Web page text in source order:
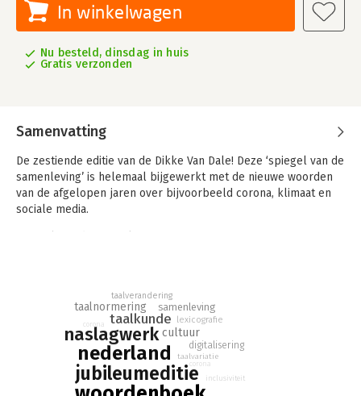
In winkelwagen
Nu besteld, dinsdag in huis
Gratis verzonden
Samenvatting
De zestiende editie van de Dikke Van Dale! Deze ‘spiegel van de
samenleving’ is helemaal bijgewerkt met de nieuwe woorden
van de afgelopen jaren over bijvoorbeeld corona, klimaat en
sociale media.
zien hoe de taal, maar ook hoe de samenleving verandert.
• Ruim 10.000 nieuwe vaste verbindingen, uitdrukkingen,
spreekwoorden en voorbeelden zijn toegevoegd, die het
woordenboek nóg completer maken.
• De definities zijn up-to-date.
• Kaderteksten verspreid in het boek bieden handige en leuke
jubileumeditie
nederland
naslagwerk
taalkunde
cultuur
taalnormering
taalverandering
samenleving
digitalisering
taalvariatie
lexicografie
corona
inclusiviteit
corona